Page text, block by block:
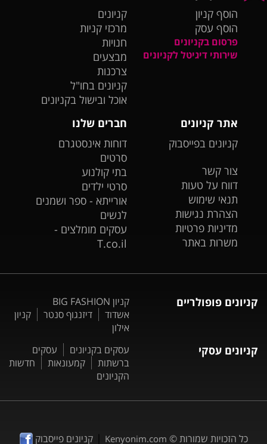
הוסף קניון
הוסף עסק
פרסום בקניונים
שירותי דיגיטל לקניונים
קניונים
מרכזי קניות
חנויות
מבצעים
צרכנות
קניונים בחו"ל
אוכל ובישול בקניונים
אתר קניונים
קניונים בפייסבוק
צור קשר
דווח על טעות
תנאי שימוש
הצהרת נגישות
מדיניות פרטיות
משרות באתר
חברים שלנו
דוחות אינסטגרם
סרטים
בתי קולנוע
סרטי ילדים
אורייתא - ספר ושמנים
לנשים
עסקים מומלצים -
T.co.il
קניונים פופולריים
קניון BIG FASHION
אשדוד
דיזנגוף סנטר
קניון
אילון
קניונים עסקי עסקים בקניונים
עסקים
ברשתות
קמעונאות
חדשות
הקניונים
כל הזכויות שמורות © Kenyonim.com
|קניונים פייסבוק